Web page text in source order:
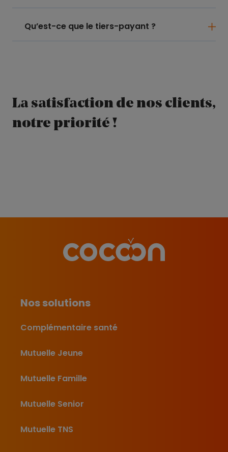
Qu’est-ce que le tiers-payant ?
La satisfaction de nos clients,
notre priorité !
Nos solutions
Complémentaire santé
Mutuelle Jeune
Mutuelle Famille
Mutuelle Senior
Mutuelle TNS